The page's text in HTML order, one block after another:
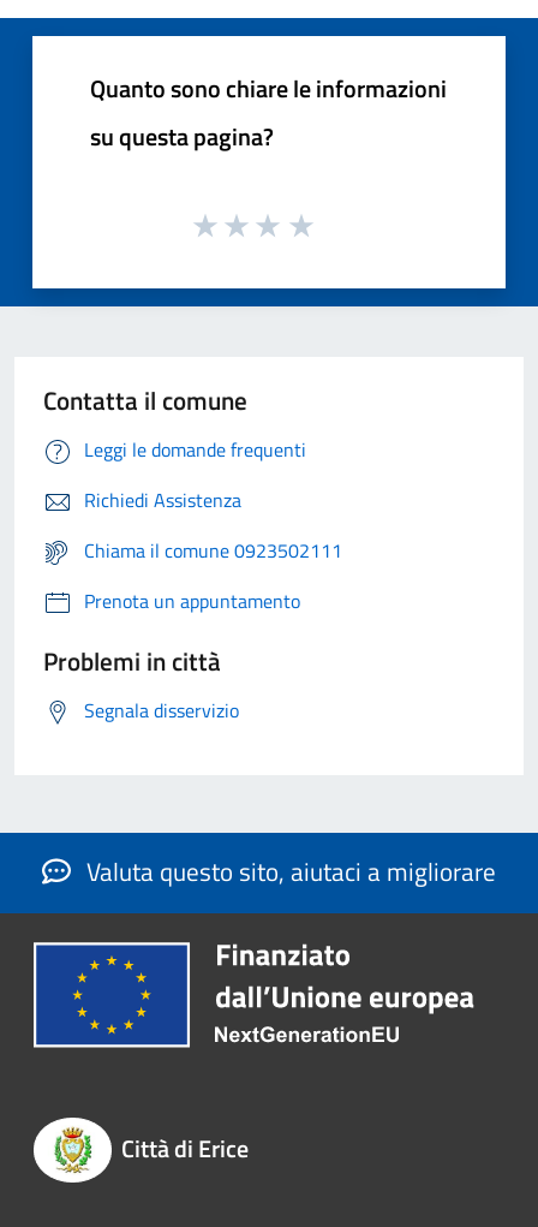
Quanto sono chiare le informazioni
su questa pagina?
Contatta il comune
Leggi le domande frequenti
Richiedi Assistenza
Chiama il comune 0923502111
Prenota un appuntamento
Problemi in città
Segnala disservizio
Valuta questo sito, aiutaci a migliorare
Città di Erice